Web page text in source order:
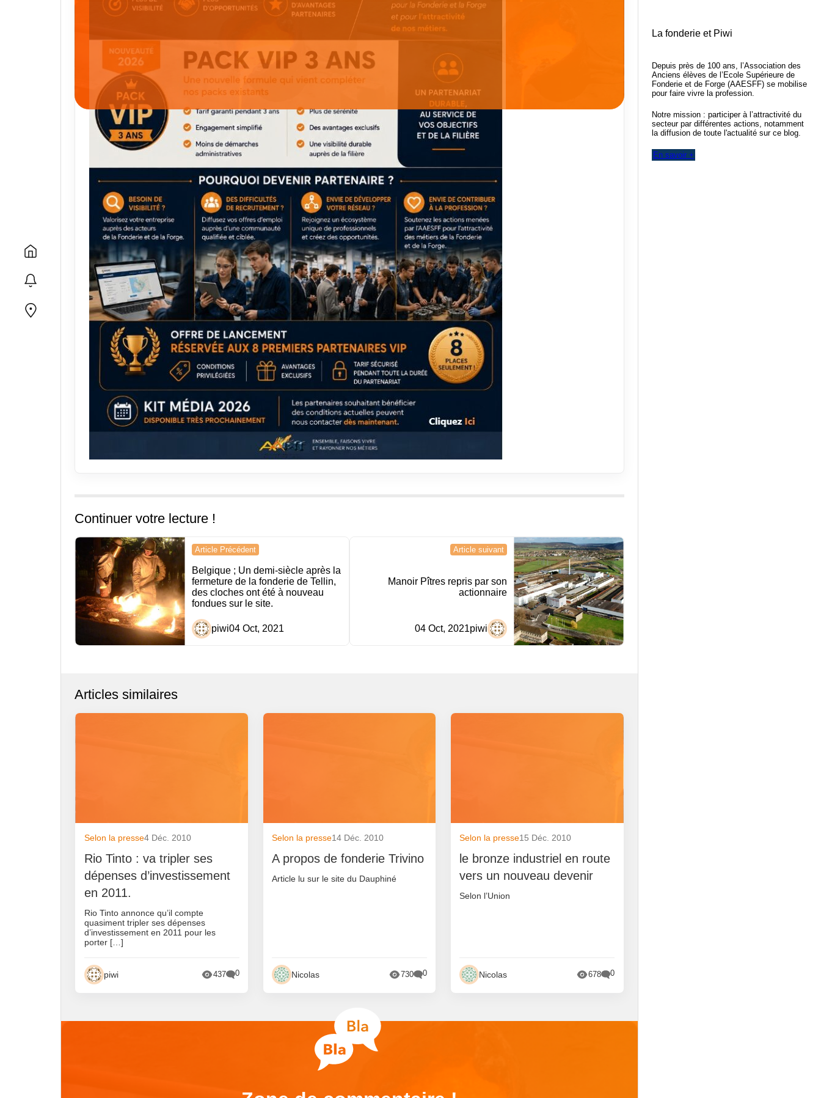
Continuer votre lecture !
Navigation
de
l’article
Article Précédent
Belgique ; Un demi-siècle après la
fermeture de la fonderie de Tellin,
des cloches ont été à nouveau
fondues sur le site.
piwi04 Oct, 2021
Article suivant
Manoir Pîtres repris par son
actionnaire
piwi
04 Oct, 2021
Articles similaires
Selon la presse4 Déc. 2010
Rio Tinto : va tripler ses
dépenses d’investissement
en 2011.
Rio Tinto annonce qu’il compte
quasiment tripler ses dépenses
d’investissement en 2011 pour les
porter […]
piwi 437 0
Selon la presse14 Déc. 2010
A propos de fonderie Trivino
Article lu sur le site du Dauphiné
Nicolas 730 0
Selon la presse15 Déc. 2010
le bronze industriel en route
vers un nouveau devenir
Selon l’Union
Nicolas 678 0
La fonderie et Piwi
Depuis près de 100 ans, l’Association des
Anciens élèves de l’Ecole Supérieure de
Fonderie et de Forge (AAESFF) se mobilise
pour faire vivre la profession.
Notre mission : participer à l’attractivité du
secteur par différentes actions, notamment
la diffusion de toute l'actualité sur ce blog.
En savoir +